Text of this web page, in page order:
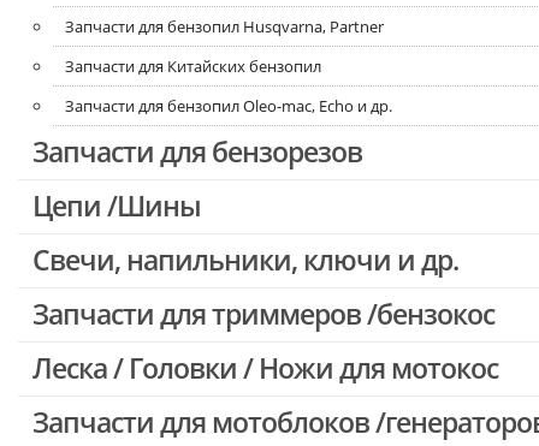
Запчасти для бензопил Husqvarna, Partner
Запчасти для Китайских бензопил
Запчасти для бензопил Oleo-mac, Echo и др.
Запчасти для бензорезов
Цепи /Шины
Свечи, напильники, ключи и др.
Запчасти для триммеров /бензокос
Запчасти для Китайских триммеров
Леска / Головки / Ножи для мотокос
Запчасти для мотоблоков /